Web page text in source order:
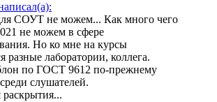
СОУТ не можем... Как много чего
не можем в сфере
Но ко мне на курсы
разные лаборатории, коллега.
по ГОСТ 9612 по-прежнему
слушателей.